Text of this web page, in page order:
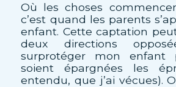
Où les choses
c’est quand les parents
enfant. Cette captation
deux directions
surprotéger mon
soient épargnées les
entendu, que j’ai vécues).